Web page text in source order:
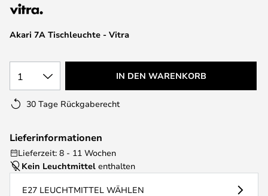
springen
Akari 7A Tischleuchte - Vitra
1 IN DEN WARENKORB
30 Tage Rückgaberecht
Lieferinformationen
Lieferzeit: 8 - 11 Wochen
Kein Leuchtmittel enthalten
E27 LEUCHTMITTEL WÄHLEN